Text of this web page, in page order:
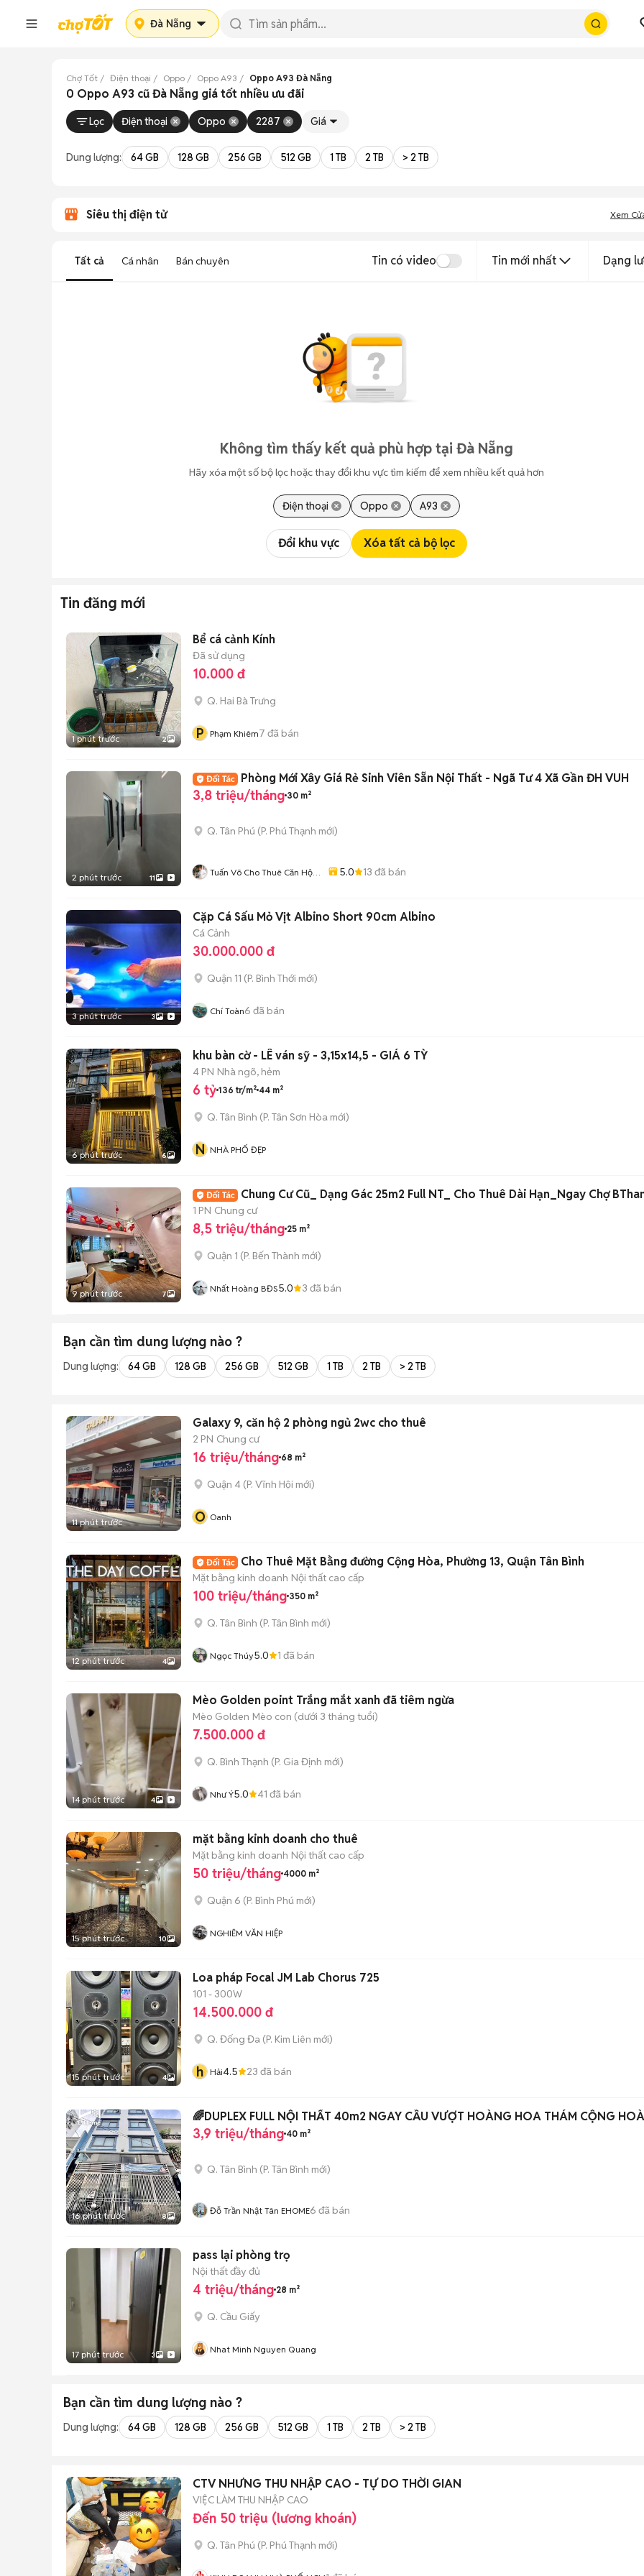
Đà Nẵng
Chợ Tốt Điện thoại Oppo Oppo A93 Oppo A93 Đà Nẵng
0 Oppo A93 cũ Đà Nẵng giá tốt nhiều ưu đãi
Lọc Điện thoại Oppo 2287 Giá
Dung lượng: 64 GB 128 GB 256 GB 512 GB 1 TB 2 TB > 2 TB
Siêu thị điện tử Xem
Tất cả Cá nhân Bán chuyên Tin có video Tin mới nhất Dạng
Không tìm thấy kết quả phù hợp tại Đà Nẵng
Hãy xóa một số bộ lọc hoặc thay đổi khu vực tìm kiếm để xem nhiều kết quả hơn
Điện thoại Oppo A93
Đổi khu vực Xóa tất cả bộ lọc
Tin đăng mới
1 phút trước 2
Bể cá cảnh Kính
Đã sử dụng
10.000 đ
Q. Hai Bà Trưng
P Phạm Khiêm7 đã bán
2 phút trước 11
Phòng Mới Xây Giá Rẻ Sinh Viên Sẵn Nội Thất - Ngã Tư 4 Xã Gần ĐH VUH
3,8 triệu/tháng 30 m²
Q. Tân Phú (P. Phú Thạnh mới)
Tuấn Võ Cho Thuê Căn Hộ
5.0 13 đã bán
3 phút trước 3
Cặp Cá Sấu Mỏ Vịt Albino Short 90cm Albino
Cá Cảnh
30.000.000 đ
Quận 11 (P. Bình Thới mới)
Chí Toàn6 đã bán
6 phút trước 6
khu bàn cờ - LÊ ván sỹ - 3,15x14,5 - GIÁ 6 TỲ
4 PN Nhà ngõ, hẻm
6 tỷ 136 tr/m² 44 m²
Q. Tân Bình (P. Tân Sơn Hòa mới)
N NHÀ PHỐ ĐẸP
9 phút trước 7
Chung Cư Cũ_ Dạng Gác 25m2 Full NT_ Cho Thuê Dài Hạn_Ngay Chợ
1 PN Chung cư
8,5 triệu/tháng 25 m²
Quận 1 (P. Bến Thành mới)
Nhất Hoàng BĐS5.0 3 đã bán
Bạn cần tìm dung lượng nào ?
Dung lượng: 64 GB 128 GB 256 GB 512 GB 1 TB 2 TB > 2 TB
11 phút trước
Galaxy 9, căn hộ 2 phòng ngủ 2wc cho thuê
2 PN Chung cư
16 triệu/tháng 68 m²
Quận 4 (P. Vĩnh Hội mới)
O Oanh
12 phút trước 4
Cho Thuê Mặt Bằng đường Cộng Hòa, Phường 13, Quận Tân Bình
Mặt bằng kinh doanh Nội thất cao cấp
100 triệu/tháng 350 m²
Q. Tân Bình (P. Tân Bình mới)
Ngọc Thúy5.0 1 đã bán
14 phút trước 4
Mèo Golden point Trắng mắt xanh đã tiêm ngừa
Mèo Golden Mèo con (dưới 3 tháng tuổi)
7.500.000 đ
Q. Bình Thạnh (P. Gia Định mới)
Như Ý5.0 41 đã bán
15 phút trước 10
mặt bằng kinh doanh cho thuê
Mặt bằng kinh doanh Nội thất cao cấp
50 triệu/tháng 4000 m²
Quận 6 (P. Bình Phú mới)
NGHIÊM VĂN HIỆP
15 phút trước 4
Loa pháp Focal JM Lab Chorus 725
101 - 300W
14.500.000 đ
Q. Đống Đa (P. Kim Liên mới)
h Hải4.5 23 đã bán
16 phút trước 8
🌈DUPLEX FULL NỘI THẤT 40m2 NGAY CẦU VƯỢT HOÀNG HOA THÁM CỘNG HOÀ
3,9 triệu/tháng 40 m²
Q. Tân Bình (P. Tân Bình mới)
Đỗ Trần Nhật Tân EHOME6 đã bán
17 phút trước 3
pass lại phòng trọ
Nội thất đầy đủ
4 triệu/tháng 28 m²
Q. Cầu Giấy
Nhat Minh Nguyen Quang
Bạn cần tìm dung lượng nào ?
Dung lượng: 64 GB 128 GB 256 GB 512 GB 1 TB 2 TB > 2 TB
CTV NHƯNG THU NHẬP CAO - TỰ DO THỜI GIAN
VIỆC LÀM THU NHẬP CAO
Đến 50 triệu (lương khoán)
Q. Tân Phú (P. Phú Thạnh mới)